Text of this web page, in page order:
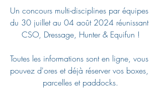
Un concours multi-disciplines par équipes
du 30 juillet au 04 août 2024 réunissant
CSO, Dressage, Hunter & Equifun !
Toutes les informations sont en ligne, vous
pouvez d'ores et déjà réserver vos boxes,
parcelles et paddocks.